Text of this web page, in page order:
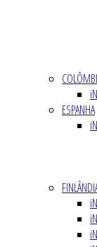
ESPANHA